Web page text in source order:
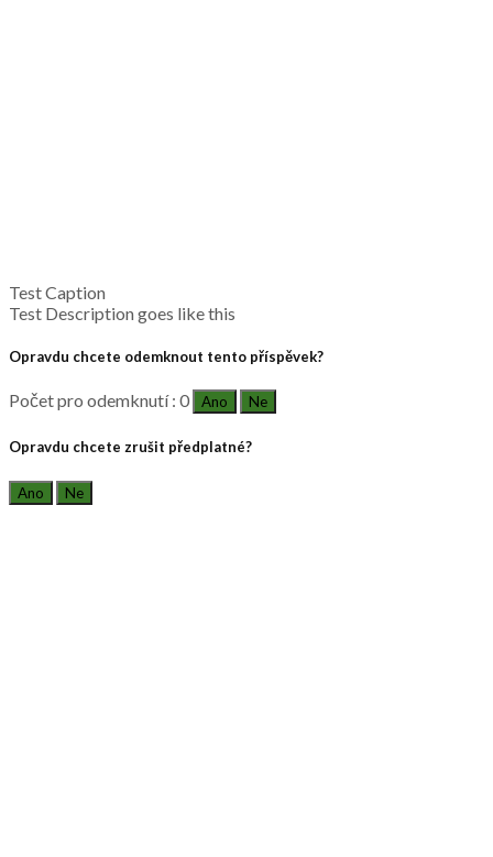
Test Caption
Test Description goes like this
Opravdu chcete odemknout tento příspěvek?
Počet pro odemknutí : 0 Ano Ne
Opravdu chcete zrušit předplatné?
Ano Ne